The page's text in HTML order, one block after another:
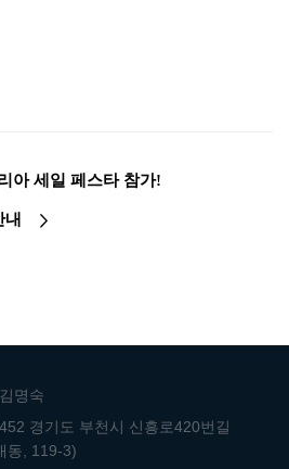
아 세일 페스타 참가!
명숙
경기도 부천시 신흥로420번길
동, 119-3)